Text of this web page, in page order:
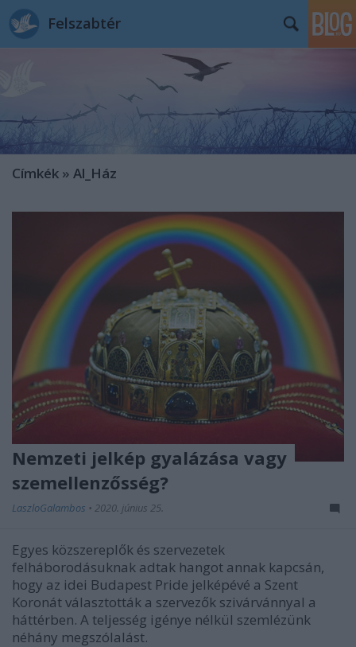
Felszabtér
Címkék » Al_Ház
Nemzeti jelkép gyalázása vagy
szemellenzősség?
LaszloGalambos • 2020. június 25.
Egyes közszereplők és szervezetek
felháborodásuknak adtak hangot annak kapcsán,
hogy az idei Budapest Pride jelképévé a Szent
Koronát választották a szervezők szivárvánnyal a
háttérben. A teljesség igénye nélkül szemlézünk
néhány megszólalást.